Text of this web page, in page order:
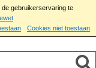
de gebruikerservaring te
Cookies niet toestaan